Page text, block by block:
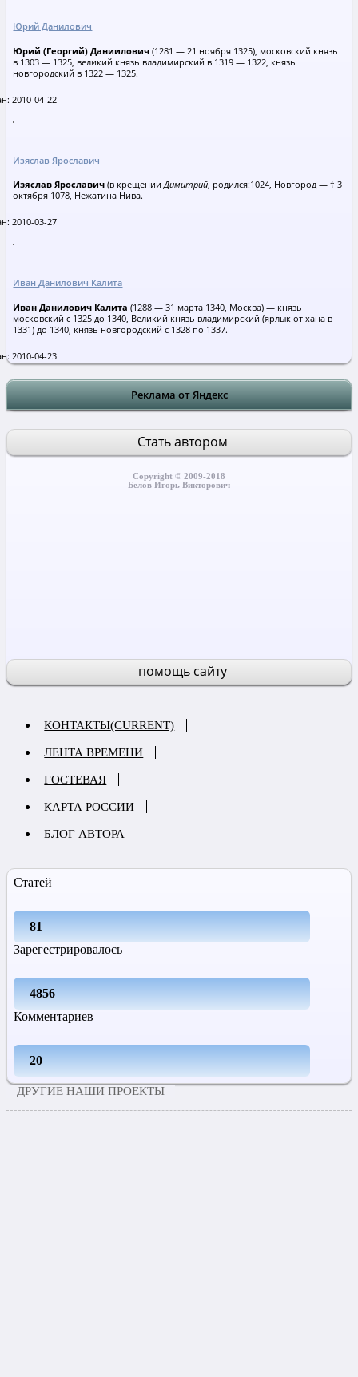
Юрий Данилович
Юрий (Георгий) Даниилович (1281 — 21 ноября 1325), московский князь
в 1303 — 1325, великий князь владимирский в 1319 — 1322, князь
новгородский в 1322 — 1325.
2010-04-22
Изяслав Ярославич
Изяслав Ярославич (в крещенииДимитрий, родился:1024, Новгород — † 3
октября 1078, Нежатина Нива.
2010-03-27
Иван Данилович Калита
Иван Данилович Калита(1288 — 31 марта 1340, Москва) — князь
московский с 1325 до 1340, Великий князь владимирский (ярлык от хана в
1331) до 1340, князь новгородский c 1328 по 1337.
2010-04-23
Реклама от Яндекс
Стать автором
Copyright © 2009-2018
Белов Игорь Викторович
помощь сайту
КОНТАКТЫ(CURRENT)
ЛЕНТА ВРЕМЕНИ
ГОСТЕВАЯ
КАРТА РОССИИ
БЛОГ АВТОРА
Статей
81
Зарегестрировалось
4856
Комментариев
20
ДРУГИЕ НАШИ ПРОЕКТЫ